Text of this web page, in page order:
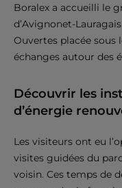
Boralex a accueilli le
d’Avignonet-
Ouvertes placée sous
échanges autour des
Découvrir les
d’énergie
Les visiteurs ont eu
visites guidées du
voisin. Ces temps de